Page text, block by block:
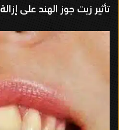
تأثير زيت جوز الهند على